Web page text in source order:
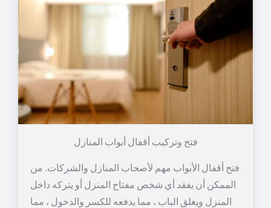
فتح وتركيب أقفال أبواب المنازل
فتح أقفال الأبواب مهم لأصحاب المنازل والشركات. من
الممكن أن يفقد أي شخص مفتاح المنزل أو يتركه داخل
المنزل ويغلق الباب ، مما يدفعه للكسر والدخول ، مما